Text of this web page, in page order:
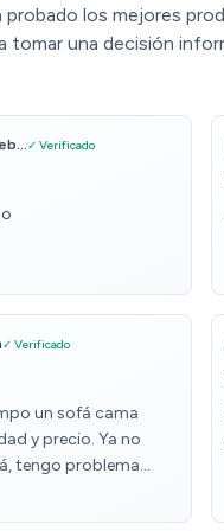
probado los mejores
tomar una decisión
✓ Verificado
✓ Verificado
un sofá cama
y precio. Ya no
tengo problema
Era sin
con mi nuevo